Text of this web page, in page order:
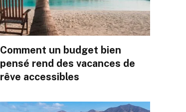
Comment un budget bien
pensé rend des vacances de
rêve accessibles